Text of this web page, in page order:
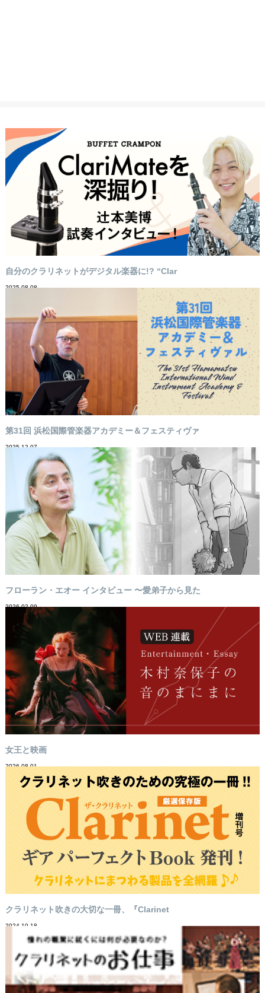
自分のクラリネットがデジタル楽器に!? “Clar
2025-08-08
第31回 浜松国際管楽器アカデミー＆フェスティヴァ
2025-12-07
フローラン・エオー インタビュー 〜愛弟子から見た
2026-02-09
女王と映画
2026-08-01
クラリネット吹きの大切な一冊、『Clarinet
2024-10-18